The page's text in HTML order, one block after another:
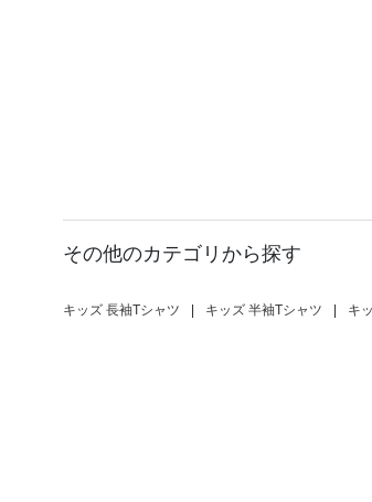
その他のカテゴリから探す
キッズ 長袖Tシャツ キッズ 半袖Tシャツ キ